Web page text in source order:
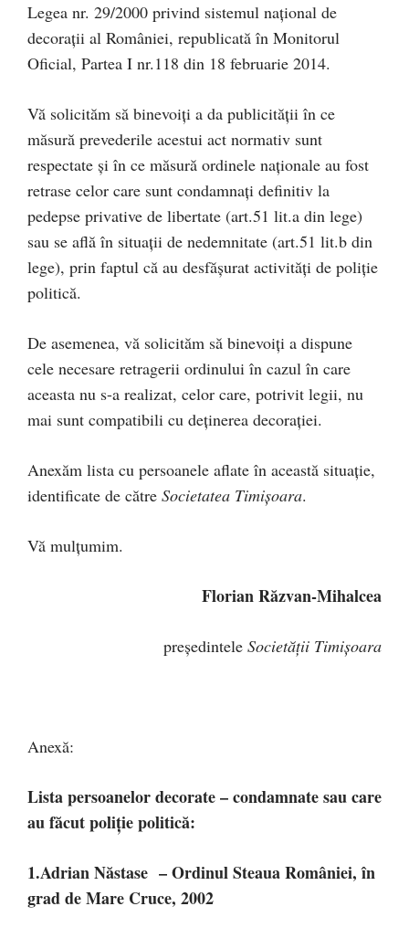
Legea nr. 29/2000 privind sistemul naţional de
decoraţii al României, republicată în Monitorul
Oficial, Partea I nr.118 din 18 februarie 2014.
Vă solicităm să binevoiţi a da publicităţii în ce
măsură prevederile acestui act normativ sunt
respectate şi în ce măsură ordinele naţionale au fost
retrase celor care sunt condamnaţi definitiv la
pedepse privative de libertate (art.51 lit.a din lege)
sau se află în situaţii de nedemnitate (art.51 lit.b din
lege), prin faptul că au desfăşurat activităţi de poliţie
politică.
De asemenea, vă solicităm să binevoiţi a dispune
cele necesare retragerii ordinului în cazul în care
aceasta nu s-a realizat, celor care, potrivit legii, nu
mai sunt compatibili cu deţinerea decoraţiei.
Anexăm lista cu persoanele aflate în această situaţie,
identificate de către Societatea Timişoara.
Vă mulţumim.
Florian Răzvan-Mihalcea
preşedintele Societăţii Timişoara
Anexă:
Lista persoanelor decorate – condamnate sau care
au făcut poliţie politică:
1.Adrian Năstase – Ordinul Steaua României, în
grad de Mare Cruce, 2002